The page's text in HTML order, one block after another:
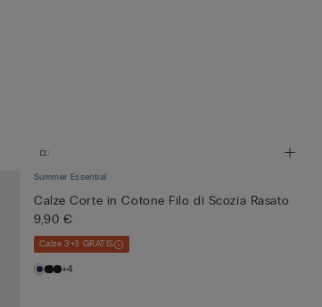
Summer Essential
Calze Corte in Cotone Filo di Scozia Rasato
9,90 €
Calze 3+3 GRATIS
+4